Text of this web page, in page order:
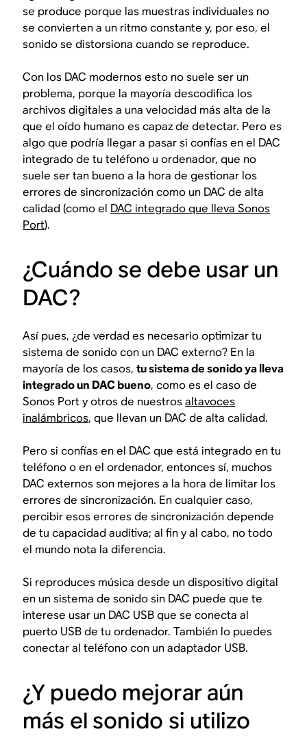
se produce porque las muestras individuales no
se convierten a un ritmo constante y, por eso, el
sonido se distorsiona cuando se reproduce.
Con los DAC modernos esto no suele ser un
problema, porque la mayoría descodifica los
archivos digitales a una velocidad más alta de la
que el oído humano es capaz de detectar. Pero es
algo que podría llegar a pasar si confías en el DAC
integrado de tu teléfono u ordenador, que no
suele ser tan bueno a la hora de gestionar los
errores de sincronización como un DAC de alta
calidad (como el DAC integrado que lleva Sonos
Port).
¿Cuándo se debe usar un
DAC?
Así pues, ¿de verdad es necesario optimizar tu
sistema de sonido con un DAC externo? En la
mayoría de los casos,tu sistema de sonido ya lleva
integrado un DAC bueno, como es el caso de
Sonos Port y otros de nuestrosaltavoces
inalámbricos, que llevan un DAC de alta calidad.
Pero si confías en el DAC que está integrado en tu
teléfono o en el ordenador, entonces sí, muchos
DAC externos son mejores a la hora de limitar los
errores de sincronización. En cualquier caso,
percibir esos errores de sincronización depende
de tu capacidad auditiva; al fin y al cabo, no todo
el mundo nota la diferencia.
Si reproduces música desde un dispositivo digital
en un sistema de sonido sin DAC puede que te
interese usar un DAC USB que se conecta al
puerto USB de tu ordenador. También lo puedes
conectar al teléfono con un adaptador USB.
¿Y puedo mejorar aún
más el sonido si utilizo